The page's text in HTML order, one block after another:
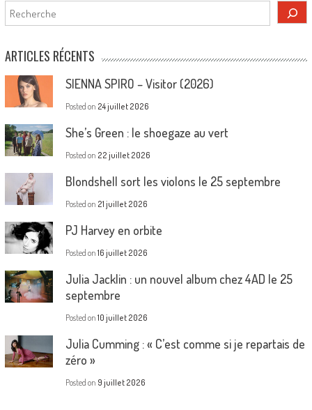
Rechercher
ARTICLES RÉCENTS
SIENNA SPIRO – Visitor (2026)
Posted on 24 juillet 2026
She’s Green : le shoegaze au vert
Posted on 22 juillet 2026
Blondshell sort les violons le 25 septembre
Posted on 21 juillet 2026
PJ Harvey en orbite
Posted on 16 juillet 2026
Julia Jacklin : un nouvel album chez 4AD le 25
septembre
Posted on 10 juillet 2026
Julia Cumming : « C’est comme si je repartais de
zéro »
Posted on 9 juillet 2026